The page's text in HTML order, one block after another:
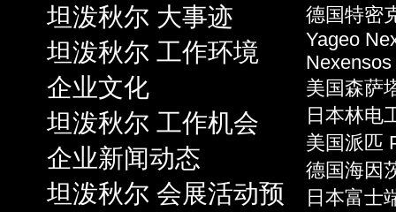
坦泼秋尔 大事迹
坦泼秋尔 工作环境
企业文化
坦泼秋尔 工作机会
企业新闻动态
坦泼秋尔 会展活动预
德国特密
Yageo
Nexensos
美国森萨
日本林电
美国派匹
德国海因
日本富士